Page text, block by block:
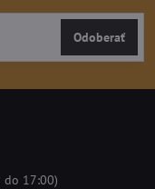
Odoberať
17:00)